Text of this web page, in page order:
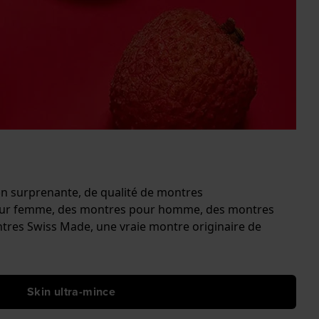
surprenante, de qualité de montres
femme, des montres pour homme, des montres
Swiss Made, une vraie montre originaire de
Skin ultra-mince